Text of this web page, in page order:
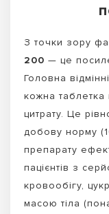
З точки зору
200 — це
Головна
кожна таблетка
цитрату. Це
добову норму
препарату
пацієнтів з
кровообігу,
масою тіла